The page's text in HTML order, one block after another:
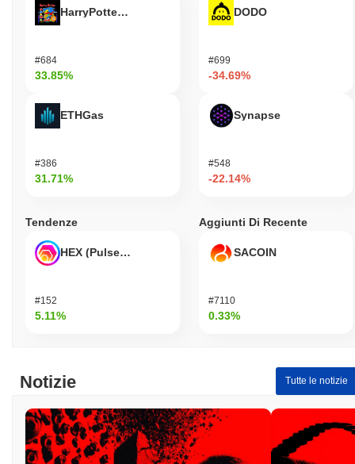
HarryPotterObamaSonic10Inu (ETH)
#684
33.85%
ETHGas
#386
31.71%
DODO
#699
-34.69%
Synapse
#548
-22.14%
Tendenze
HEX (Pulsechain)
#152
5.11%
Aggiunti Di Recente
SACOIN
#7110
0.33%
Notizie Tutte le notizie